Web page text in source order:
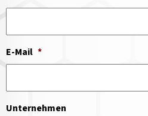
E-Mail *
Unternehmen